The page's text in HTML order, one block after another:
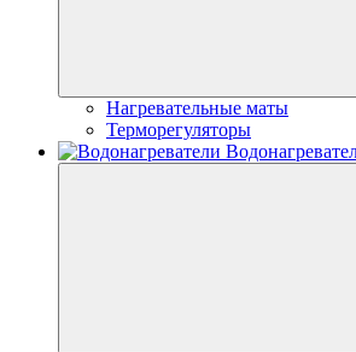
Нагревательные маты
Терморегуляторы